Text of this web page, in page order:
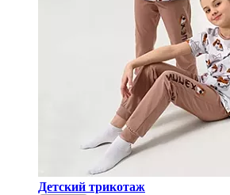
Детский трикотаж